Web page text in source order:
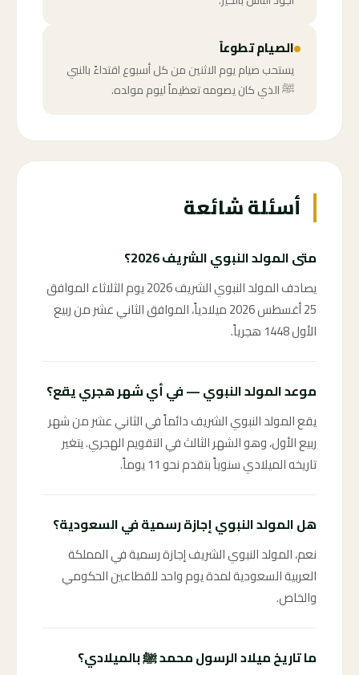
الصيام تطوعاً
يستحب صيام يوم الاثنين من كل أسبوع اقتداءً بالنبي
ﷺ الذي كان يصومه تعظيماً ليوم مولده.
أسئلة شائعة
متى المولد النبوي الشريف 2026؟
يصادف المولد النبوي الشريف 2026 يوم الثلاثاء الموافق
25 أغسطس 2026 ميلادياً، الموافق الثاني عشر من ربيع
الأول 1448 هجرياً.
موعد المولد النبوي — في أي شهر هجري يقع؟
يقع المولد النبوي الشريف دائماً في الثاني عشر من شهر
ربيع الأول، وهو الشهر الثالث في التقويم الهجري. يتغير
تاريخه الميلادي سنوياً بتقدم نحو 11 يوماً.
هل المولد النبوي إجازة رسمية في السعودية؟
نعم، المولد النبوي الشريف إجازة رسمية في المملكة
العربية السعودية لمدة يوم واحد للقطاعين الحكومي
والخاص.
ما تاريخ ميلاد الرسول محمد ﷺ بالميلادي؟